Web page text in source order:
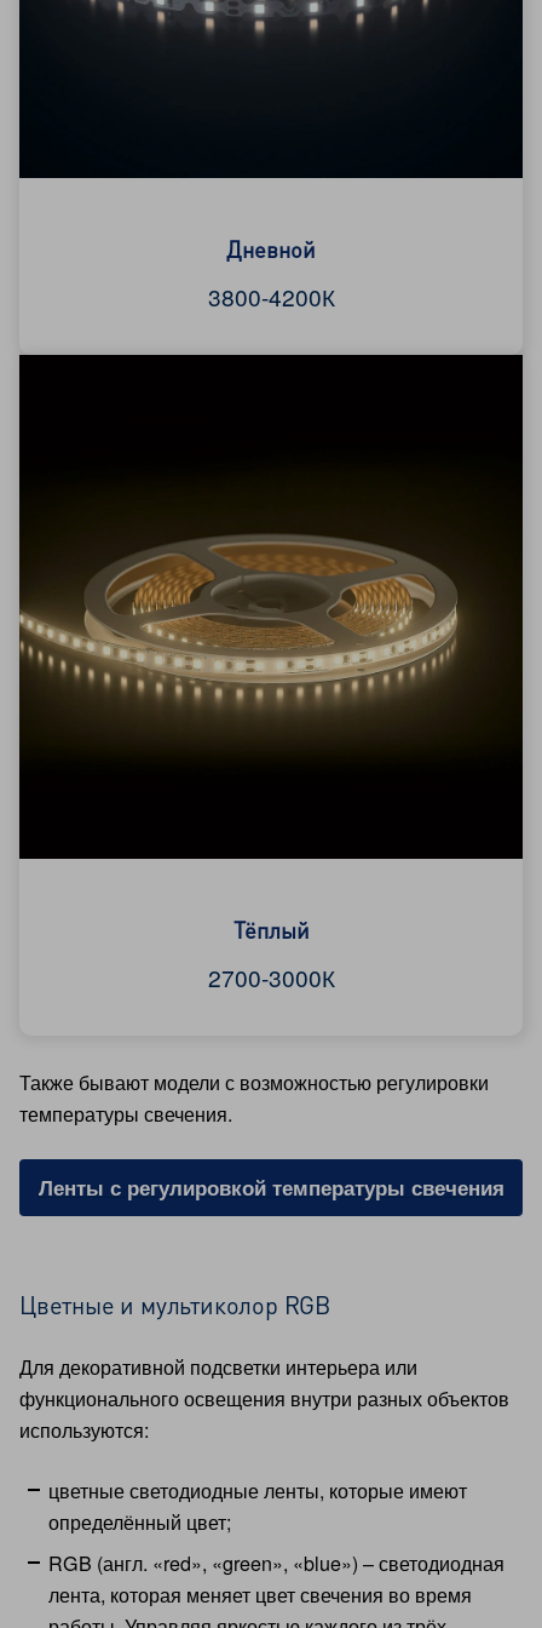
Дневной
3800-4200К
Тёплый
2700-3000К
Также бывают модели с возможностью регулировки
температуры свечения.
Ленты с регулировкой температуры свечения
Цветные и мультиколор RGB
Для декоративной подсветки интерьера или
функционального освещения внутри разных объектов
используются:
цветные светодиодные ленты, которые имеют
определённый цвет;
RGB (англ. «red», «green», «blue») – светодиодная
лента, которая меняет цвет свечения во время